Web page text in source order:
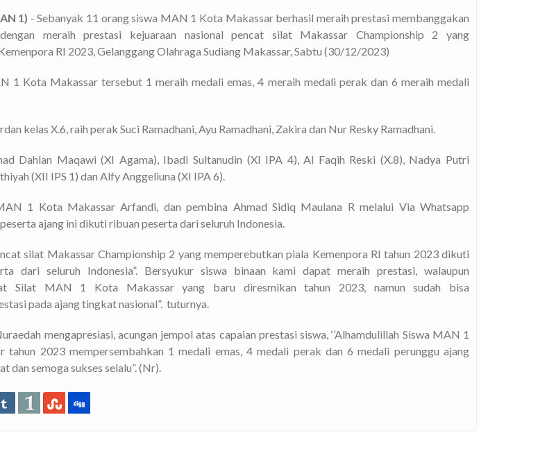
1) - Sebanyak 11 orang siswa MAN 1 Kota Makassar berhasil meraih prestasi membanggakan
meraih prestasi kejuaraan nasional pencat silat Makassar Championship 2 yang
RI 2023, Gelanggang Olahraga Sudiang Makassar, Sabtu (30/12/2023)
1 Kota Makassar tersebut 1 meraih medali emas, 4 meraih medali perak dan 6 meraih medali
kelas X.6, raih perak Suci Ramadhani, Ayu Ramadhani, Zakira dan Nur Resky Ramadhani.
Dahlan Maqawi (XI Agama), Ibadi Sultanudin (XI IPA 4), Al Faqih Reski (X.8), Nadya Putri
(XII IPS 1) dan Alfy Anggeliuna (XI IPA 6).
1 Kota Makassar Arfandi, dan pembina Ahmad Sidiq Maulana R melalui Via Whatsapp
ajang ini dikuti ribuan peserta dari seluruh Indonesia.
silat Makassar Championship 2 yang memperebutkan piala Kemenpora RI tahun 2023 dikuti
dari seluruh Indonesia”. Bersyukur siswa binaan kami dapat meraih prestasi, walaupun
Silat MAN 1 Kota Makassar yang baru diresmikan tahun 2023, namun sudah bisa
pada ajang tingkat nasional”. tuturnya.
mengapresiasi, acungan jempol atas capaian prestasi siswa, ‘’Alhamdulillah Siswa MAN 1
tahun 2023 mempersembahkan 1 medali emas, 4 medali perak dan 6 medali perunggu ajang
dan semoga sukses selalu”. (Nr).